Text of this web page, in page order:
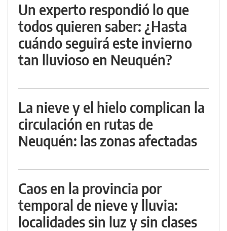
Un experto respondió lo que
todos quieren saber: ¿Hasta
cuándo seguirá este invierno
tan lluvioso en Neuquén?
La nieve y el hielo complican la
circulación en rutas de
Neuquén: las zonas afectadas
Caos en la provincia por
temporal de nieve y lluvia:
localidades sin luz y sin clases